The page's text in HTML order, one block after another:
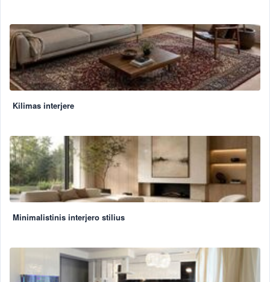
Kilimas interjere
Minimalistinis interjero stilius